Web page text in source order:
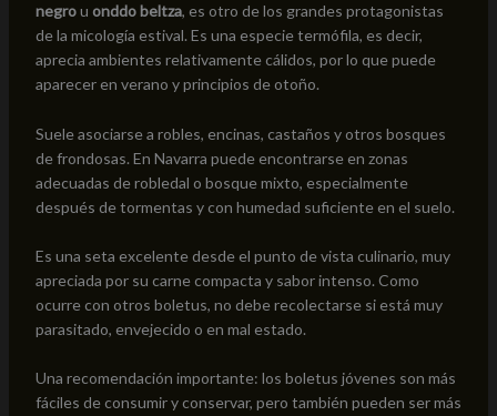
negrou onddo beltza, es otro de los grandes protagonistas
de la micología estival. Es una especie termófila, es decir,
aprecia ambientes relativamente cálidos, por lo que puede
aparecer en verano y principios de otoño.
Suele asociarse a robles, encinas, castaños y otros bosques
de frondosas. En Navarra puede encontrarse en zonas
adecuadas de robledal o bosque mixto, especialmente
después de tormentas y con humedad suficiente en el suelo.
Es una seta excelente desde el punto de vista culinario, muy
apreciada por su carne compacta y sabor intenso. Como
ocurre con otros boletus, no debe recolectarse si está muy
parasitado, envejecido o en mal estado.
Una recomendación importante: los boletus jóvenes son más
fáciles de consumir y conservar, pero también pueden ser más